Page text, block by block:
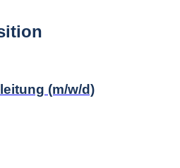
(m/w/d)